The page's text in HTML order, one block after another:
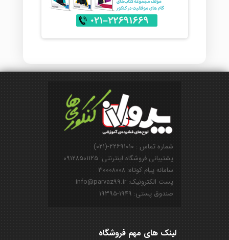
شماره تماس : ۲۲۶۹۱۰۱۰-(۰۲۱)
پشتیبانی فروشگاه اینترنتی: ۰۹۱۲۸۵۰۱۱۲۵
سامانه پیام کوتاه: ۳۰۰۰۸۰۰۸
پست الکترونیک: info@parvaz99.ir
صندوق پستی: ۱۹۴۹-۱۹۳۹۵
لینک های مهم فروشگاه